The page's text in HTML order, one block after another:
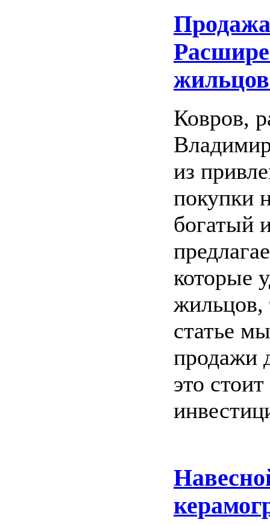
Ковров,
из
покупки
богатый
которые
жильцов,
статье
продажи
это